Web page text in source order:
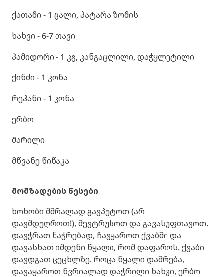
ქათამი - 1 ცალი, პატარა ზომის
ხახვი - 6-7 თავი
პამიდორი - 1 კგ, კანგაცლილი, დაჭყლეტილი
ქინძი - 1 კონა
რეჰანი - 1 კონა
ერბო
მარილი
მწვანე წიწაკა
მომზადების წესები
ხოხობი მშრალად გავპუტოთ (არ
დავმდუღროთ!), შევტრუსოთ და გავასუფთავოთ.
დავჭრათ ნაჭრებად, ჩავყაროთ ქვაბში და
დავასხათ იმდენი წყალი, რომ დაფაროს. ქვაბი
დავდგათ ცეცხლზე. როცა წყალი დაშრება,
დავაყაროთ წვრიალად დაჭრილი ხახვი, ერბო